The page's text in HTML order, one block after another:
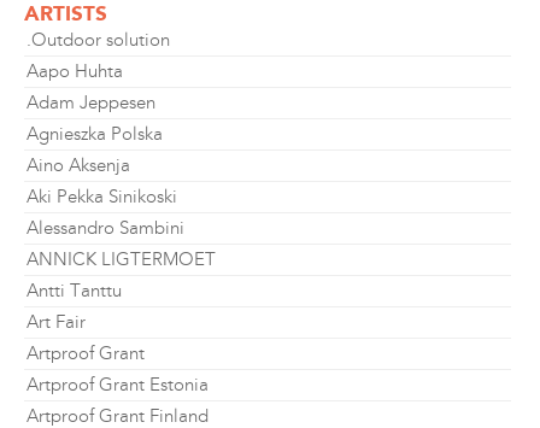
ARTISTS
.Outdoor solution
Aapo Huhta
Adam Jeppesen
Agnieszka Polska
Aino Aksenja
Aki Pekka Sinikoski
Alessandro Sambini
ANNICK LIGTERMOET
Antti Tanttu
Art Fair
Artproof Grant
Artproof Grant Estonia
Artproof Grant Finland